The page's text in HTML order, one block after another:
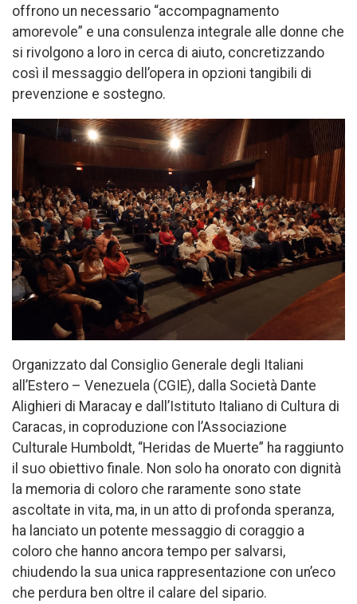
offrono un necessario “accompagnamento
amorevole” e una consulenza integrale alle donne che
si rivolgono a loro in cerca di aiuto, concretizzando
così il messaggio dell’opera in opzioni tangibili di
prevenzione e sostegno.
Organizzato dal Consiglio Generale degli Italiani
all’Estero – Venezuela (CGIE), dalla Società Dante
Alighieri di Maracay e dall’Istituto Italiano di Cultura di
Caracas, in coproduzione con l’Associazione
Culturale Humboldt, “Heridas de Muerte” ha raggiunto
il suo obiettivo finale. Non solo ha onorato con dignità
la memoria di coloro che raramente sono state
ascoltate in vita, ma, in un atto di profonda speranza,
ha lanciato un potente messaggio di coraggio a
coloro che hanno ancora tempo per salvarsi,
chiudendo la sua unica rappresentazione con un’eco
che perdura ben oltre il calare del sipario.